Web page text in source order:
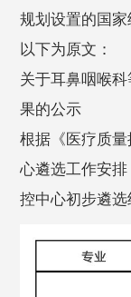
规划设置的国家
以下为原文：
关于耳鼻咽喉
果的公示
根据《医疗质
心遴选工作安
控中心初步遴选